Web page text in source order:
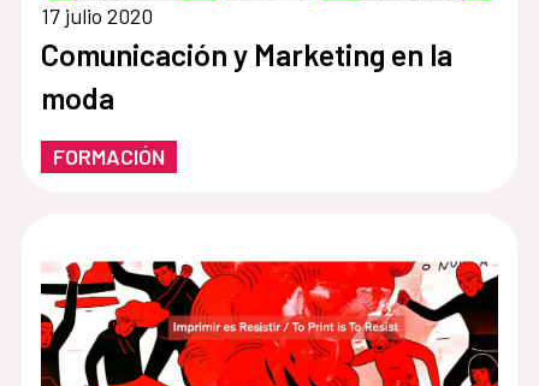
17 julio 2020
Comunicación y Marketing en la
moda
FORMACIÓN